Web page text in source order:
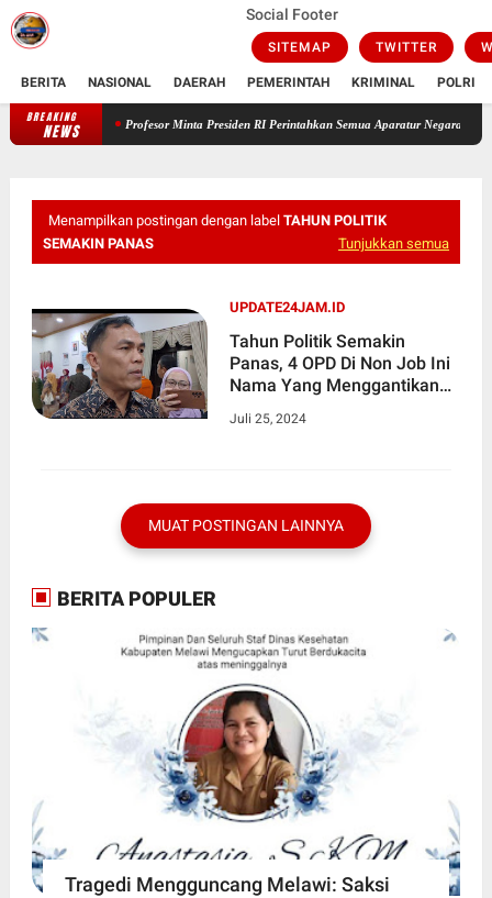
Social Footer
SITEMAP TWITTER
BERITA NASIONAL DAERAH PEMERINTAH KRIMINAL POLRI
BREAKING
NEWSProfesor Minta Presiden RI Perintahkan Semua Aparatur Negara Di Seluruh
Menampilkan postingan dengan label TAHUN POLITIK
SEMAKIN PANAS
Tunjukkan semua
UPDATE24JAM.ID
Tahun Politik Semakin
Panas, 4 OPD Di Non Job Ini
Nama Yang Menggantikan
Juli 25, 2024
MUAT POSTINGAN LAINNYA
BERITA POPULER
Tragedi Mengguncang Melawi: Saksi